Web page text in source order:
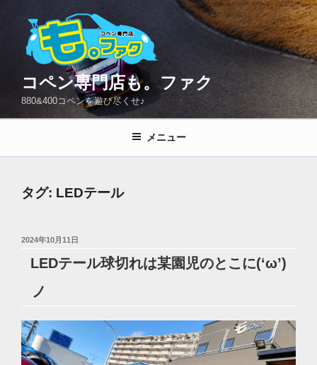
プ
コペン専門店も。ファク
880&400コペンを遊び尽くせ♪
メニュー
タグ: LEDテール
投
2024年10月11日
LEDテール球切れは某園児のとこに(‘ω’)
ノ